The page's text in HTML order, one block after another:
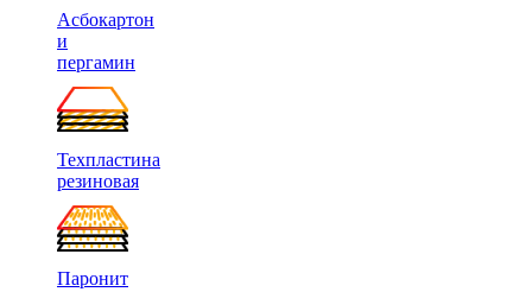
Асбокартон
и
пергамин
Техпластина
резиновая
Паронит